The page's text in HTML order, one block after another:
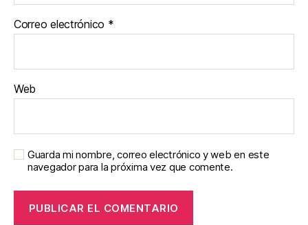
Correo electrónico *
Web
Guarda mi nombre, correo electrónico y web en este
navegador para la próxima vez que comente.